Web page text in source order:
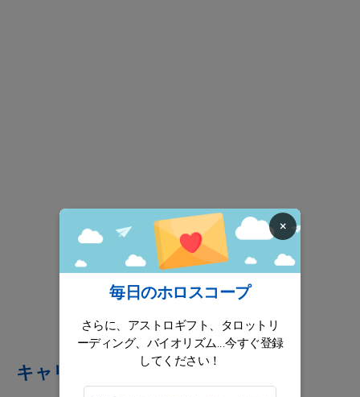
キャリア / 財政
×
毎日のホロスコープ
さらに、アストロギフト、タロットリ
ーディング、バイオリズム...今すぐ登録
してください！